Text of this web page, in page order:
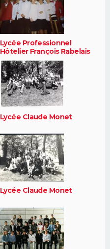
Lycée Professionnel
Hôtelier François Rabelais
Lycée Claude Monet
Lycée Claude Monet